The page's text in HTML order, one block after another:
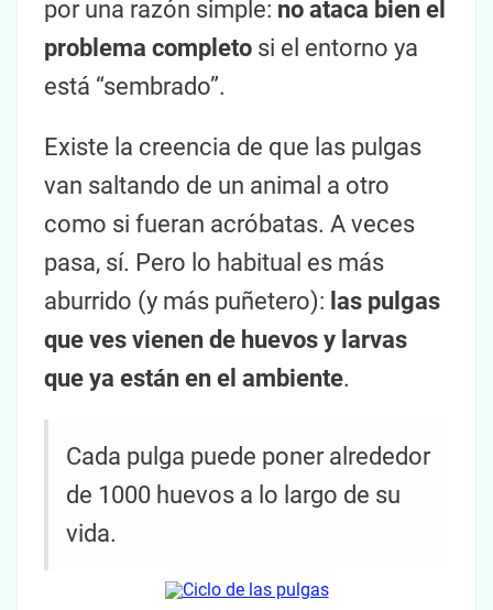
por una razón simple: no ataca bien el
problema completo si el entorno ya
está “sembrado”.
Existe la creencia de que las pulgas
van saltando de un animal a otro
como si fueran acróbatas. A veces
pasa, sí. Pero lo habitual es más
aburrido (y más puñetero): las pulgas
que ves vienen de huevos y larvas
que ya están en el ambiente.
Cada pulga puede poner alrededor
de 1000 huevos a lo largo de su
vida.